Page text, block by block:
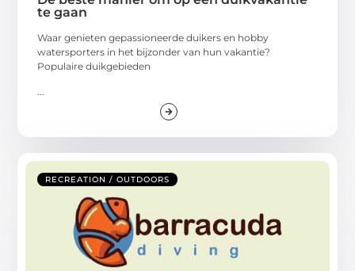
te gaan
Waar genieten gepassioneerde duikers en hobby
watersporters in het bijzonder van hun vakantie?
Populaire duikgebieden
...
RECREATION / OUTDOORS